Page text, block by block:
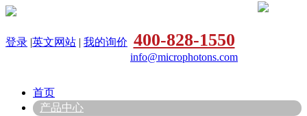
登录 |英文网站 | 我的询价 400-828-1550
info@microphotons.com
首页
产品中心